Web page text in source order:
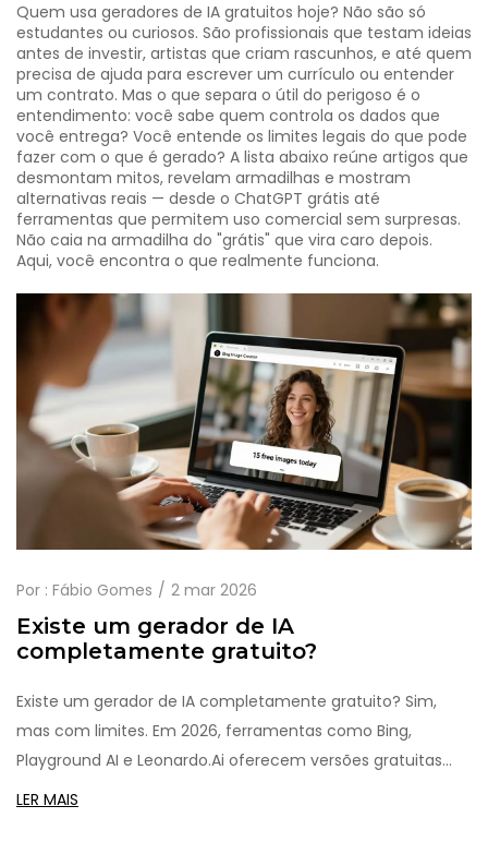
Quem usa geradores de IA gratuitos hoje? Não são só
estudantes ou curiosos. São profissionais que testam ideias
antes de investir, artistas que criam rascunhos, e até quem
precisa de ajuda para escrever um currículo ou entender
um contrato. Mas o que separa o útil do perigoso é o
entendimento: você sabe quem controla os dados que
você entrega? Você entende os limites legais do que pode
fazer com o que é gerado? A lista abaixo reúne artigos que
desmontam mitos, revelam armadilhas e mostram
alternativas reais — desde o ChatGPT grátis até
ferramentas que permitem uso comercial sem surpresas.
Não caia na armadilha do "grátis" que vira caro depois.
Aqui, você encontra o que realmente funciona.
Por : Fábio Gomes 2 mar 2026
Existe um gerador de IA
completamente gratuito?
Existe um gerador de IA completamente gratuito? Sim,
mas com limites. Em 2026, ferramentas como Bing,
Playground AI e Leonardo.Ai oferecem versões gratuitas
com qualidade real. Saiba quais usar e quando é hora de
LER MAIS